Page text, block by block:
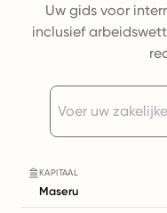
Uw gids voor
inclusief
KAPITAAL
Maseru